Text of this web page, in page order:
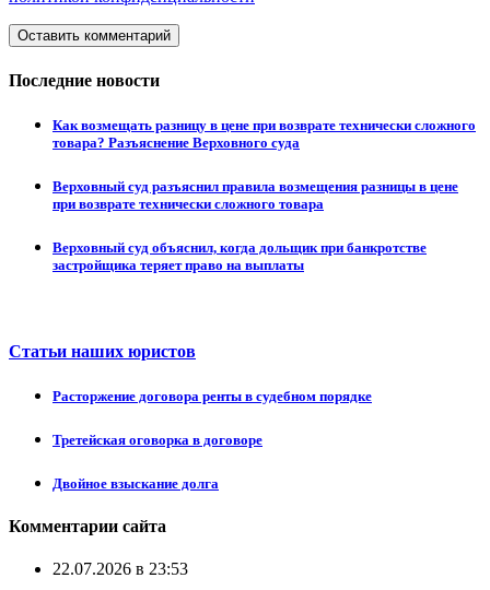
Оставить комментарий
Последние новости
Как возмещать разницу в цене при возврате технически сложного
товара? Разъяснение Верховного суда
Верховный суд разъяснил правила возмещения разницы в цене
при возврате технически сложного товара
Верховный суд объяснил, когда дольщик при банкротстве
застройщика теряет право на выплаты
Статьи наших юристов
Расторжение договора ренты в судебном порядке
Третейская оговорка в договоре
Двойное взыскание долга
Комментарии сайта
22.07.2026 в 23:53